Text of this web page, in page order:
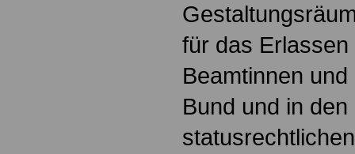
für das
Beamtinnen
Bund und in